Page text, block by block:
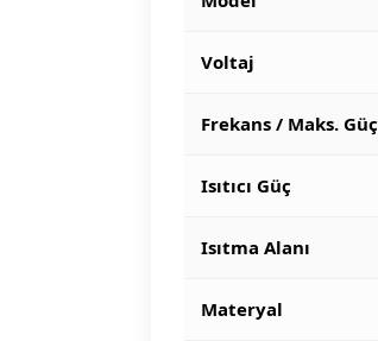
Voltaj
Frekans / Maks. Güç
Isıtıcı Güç
Isıtma Alanı
Materyal